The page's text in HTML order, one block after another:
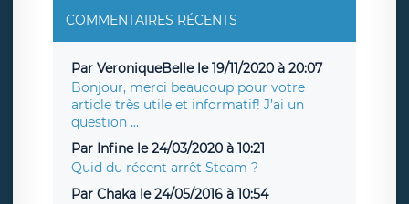
COMMENTAIRES RÉCENTS
Par VeroniqueBelle le 19/11/2020 à 20:07
Bonjour, merci beaucoup pour votre
article très utile et informatif! J’ai un
question ...
Par Infine le 24/03/2020 à 10:21
Quid du récent arrêt Steam ?
Par Chaka le 24/05/2016 à 10:54